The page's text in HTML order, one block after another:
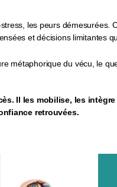
les peurs démesurées.
et décisions limitantes
métaphorique du vécu, le
Il les mobilise, les
retrouvées.